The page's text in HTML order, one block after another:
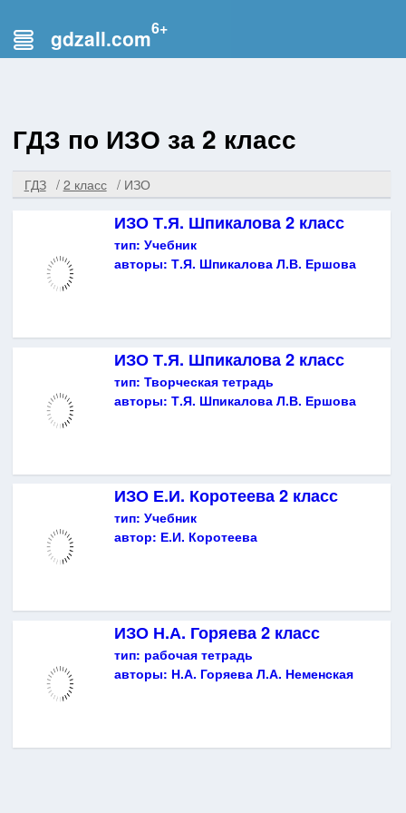
gdzall.com
ГДЗ по ИЗО за 2 класс
ГДЗ 2 класс ИЗО
ИЗО Т.Я. Шпикалова 2 класс
тип: Учебник
авторы: Т.Я. Шпикалова Л.В. Ершова
ИЗО Т.Я. Шпикалова 2 класс
тип: Творческая тетрадь
авторы: Т.Я. Шпикалова Л.В. Ершова
ИЗО Е.И. Коротеева 2 класс
тип: Учебник
автор: Е.И. Коротеева
ИЗО Н.А. Горяева 2 класс
тип: рабочая тетрадь
авторы: Н.А. Горяева Л.А. Неменская